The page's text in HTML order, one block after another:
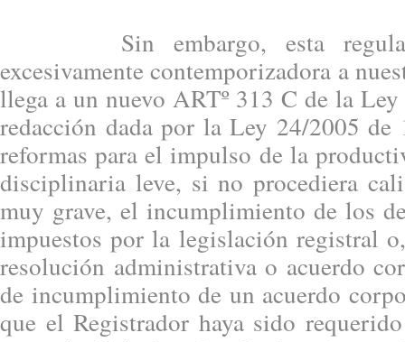
Sin embargo, esta
excesivamente contemporizadora a
llega a un nuevo ARTº 313 C de la
redacción dada por la Ley 24/2005 de
reformas para el impulso de la
disciplinaria leve, si no procediera
muy grave, el incumplimiento de los
impuestos por la legislación registral
resolución administrativa o acuerdo
de incumplimiento de un acuerdo
que el Registrador haya sido